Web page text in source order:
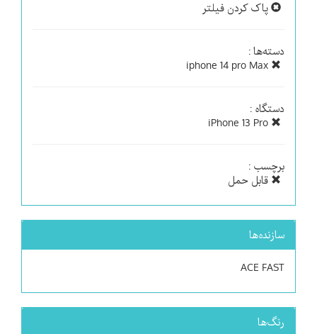
پاک کردن فیلتر
دسته‌ها :
دستگاه :
برچسب :
قابل حمل
سازنده‌ها
ACE FAST
رنگ‌ها